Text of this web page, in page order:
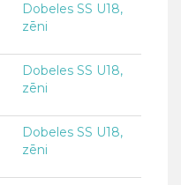
Dobeles SS U18,
zēni
Dobeles SS U18,
zēni
Dobeles SS U18,
zēni